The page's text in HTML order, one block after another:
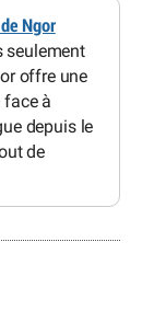
Ngor
seulement
offre une
face à
depuis le
de